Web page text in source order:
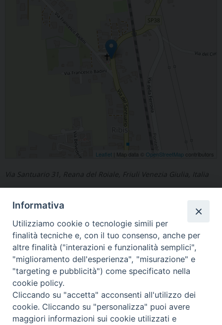
Leaflet | Map data © OpenStreetMap contributors
Via Santuario 31, Reana del Roiale, Friuli Venezia Giulia, Italia
Ravascletto Cerneglons
Copyright © Arcidiocesi di Udine 2018
Informativa
Utilizziamo cookie o tecnologie simili per
finalità tecniche e, con il tuo consenso, anche per
altre finalità ("interazioni e funzionalità semplici",
"miglioramento dell'esperienza", "misurazione" e
"targeting e pubblicità") come specificato nella
cookie policy.
Cliccando su "accetta" acconsenti all'utilizzo dei
cookie. Cliccando su "personalizza" puoi avere
maggiori informazioni sui cookie utilizzati e